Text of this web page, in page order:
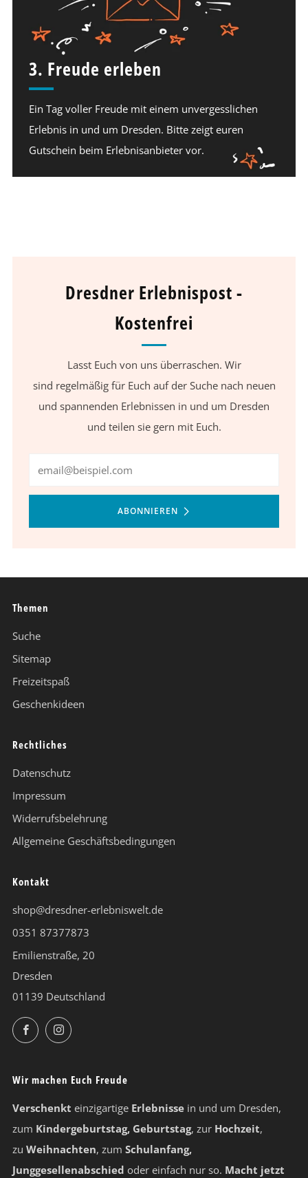
3. Freude erleben
Ein Tag voller Freude mit einem unvergesslichen
Erlebnis in und um Dresden. Bitte zeigt euren
Gutschein beim Erlebnisanbieter vor.
Dresdner Erlebnispost -
Kostenfrei
Lasst Euch von uns überraschen. Wir
sind regelmäßig für Euch auf der Suche nach neuen
und spannenden Erlebnissen in und um Dresden
und teilen sie gern mit Euch.
ABONNIEREN
Themen
Suche
Sitemap
Freizeitspaß
Geschenkideen
Rechtliches
Datenschutz
Impressum
Widerrufsbelehrung
Allgemeine Geschäftsbedingungen
Kontakt
shop@dresdner-erlebniswelt.de
0351 87377873
Emilienstraße, 20
Dresden
01139 Deutschland
FacebookInstagram
Wir machen Euch Freude
Verschenkt einzigartige Erlebnisse in und um Dresden,
zum Kindergeburtstag, Geburtstag, zur Hochzeit,
zu Weihnachten, zum Schulanfang,
Junggesellenabschied oder einfach nur so. Macht jetzt